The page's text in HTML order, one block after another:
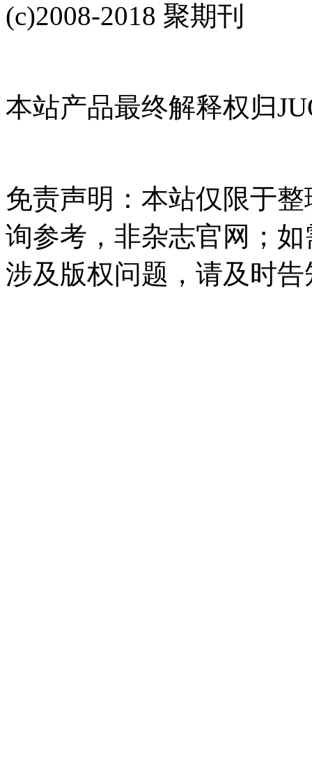
(c)2008-2018 聚期刊
本站产品最终解释权归
免责声明：本站仅限于
询参考，非杂志官网；
涉及版权问题，请及时告